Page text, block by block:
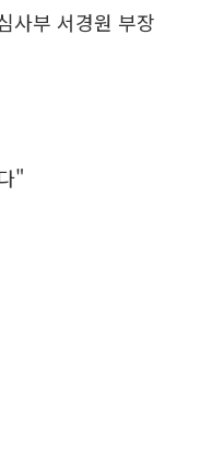
사부 서경원 부장
"